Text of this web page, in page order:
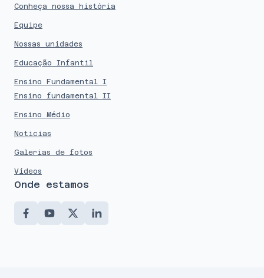
Conheça nossa história
Equipe
Nossas unidades
Educação Infantil
Ensino Fundamental I
Ensino fundamental II
Ensino Médio
Noticias
Galerias de fotos
Vídeos
Onde estamos